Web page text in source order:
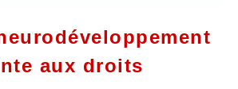
aux droits